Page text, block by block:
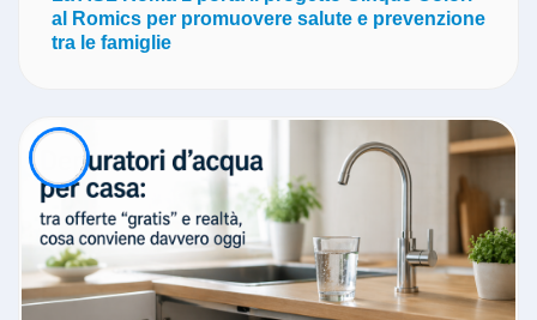
al Romics per promuovere salute e prevenzione
tra le famiglie